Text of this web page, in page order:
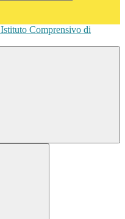
Istituto Comprensivo di